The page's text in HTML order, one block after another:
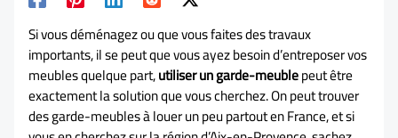
Si vous déménagez ou que vous faites des travaux
importants, il se peut que vous ayez besoin d’entreposer vos
meubles quelque part,utiliser un garde-meublepeut être
exactement la solution que vous cherchez. On peut trouver
des garde-meubles à louer un peu partout en France, et si